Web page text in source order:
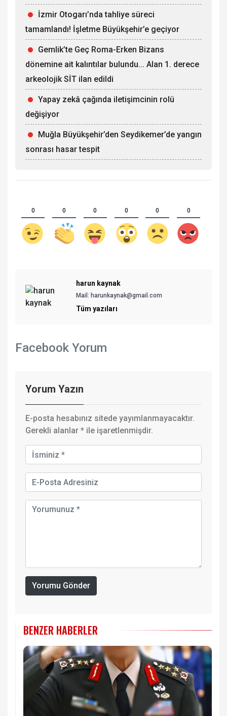
İzmir Otogarı’nda tahliye süreci
tamamlandı! İşletme Büyükşehir’e geçiyor
Gemlik’te Geç Roma-Erken Bizans
dönemine ait kalıntılar bulundu... Alan 1. derece
arkeolojik SİT ilan edildi
Yapay zekâ çağında iletişimcinin rolü
değişiyor
Muğla Büyükşehir’den Seydikemer’de yangın
sonrası hasar tespit
0 0 0 0 0 0
harun kaynak
Mail: harunkaynak@gmail.com
Tüm yazıları
Facebook Yorum
Yorum Yazın
E-posta hesabınız sitede yayımlanmayacaktır.
Gerekli alanlar * ile işaretlenmişdir.
Yorumu Gönder
BENZER HABERLER